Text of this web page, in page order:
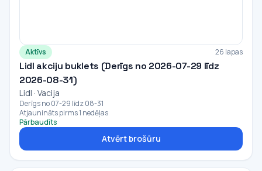
Aktīvs 26 lapas
Lidl akciju buklets (Derīgs no 2026-07-29 līdz
2026-08-31)
Lidl · Vacija
Derīgs no 07-29 līdz 08-31
Atjaunināts pirms 1 nedēļas
Pārbaudīts
Atvērt brošūru